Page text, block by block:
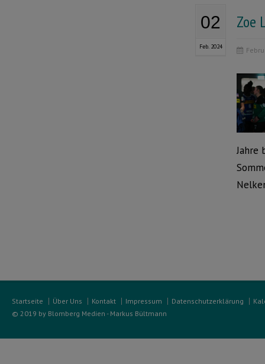
02
Feb. 2024
Zoe
Jahre
Startseite Über Uns Kontakt Impressum Datenschutzerklärung
© 2019 by Blomberg Medien - Markus Bültmann